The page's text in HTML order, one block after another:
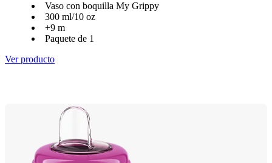
Vaso con boquilla My Grippy
300 ml/10 oz
+9 m
Paquete de 1
Ver producto